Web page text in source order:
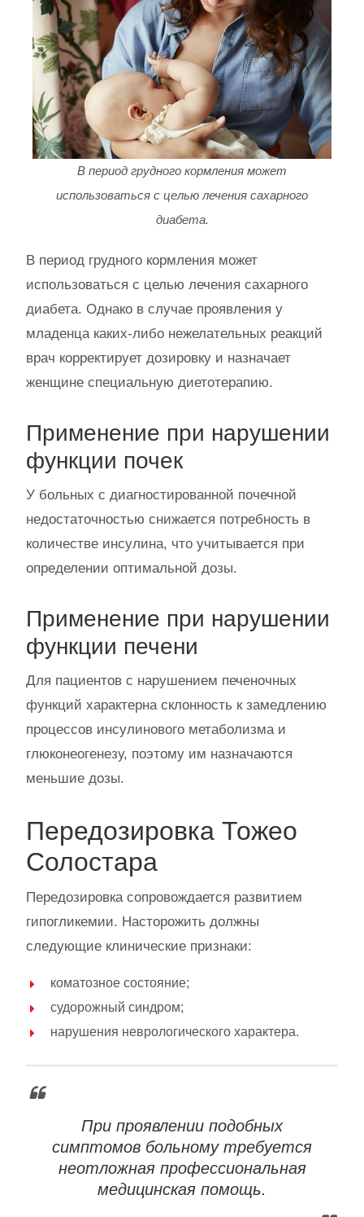
В период грудного кормления может
использоваться с целью лечения сахарного
диабета.
В период грудного кормления может
использоваться с целью лечения сахарного
диабета. Однако в случае проявления у
младенца каких-либо нежелательных реакций
врач корректирует дозировку и назначает
женщине специальную диетотерапию.
Применение при нарушении
функции почек
У больных с диагностированной почечной
недостаточностью снижается потребность в
количестве инсулина, что учитывается при
определении оптимальной дозы.
Применение при нарушении
функции печени
Для пациентов с нарушением печеночных
функций характерна склонность к замедлению
процессов инсулинового метаболизма и
глюконеогенезу, поэтому им назначаются
меньшие дозы.
Передозировка Тожео
Солостара
Передозировка сопровождается развитием
гипогликемии. Насторожить должны
следующие клинические признаки:
коматозное состояние;
судорожный синдром;
нарушения неврологического характера.
При проявлении подобных
симптомов больному требуется
неотложная профессиональная
медицинская помощь.